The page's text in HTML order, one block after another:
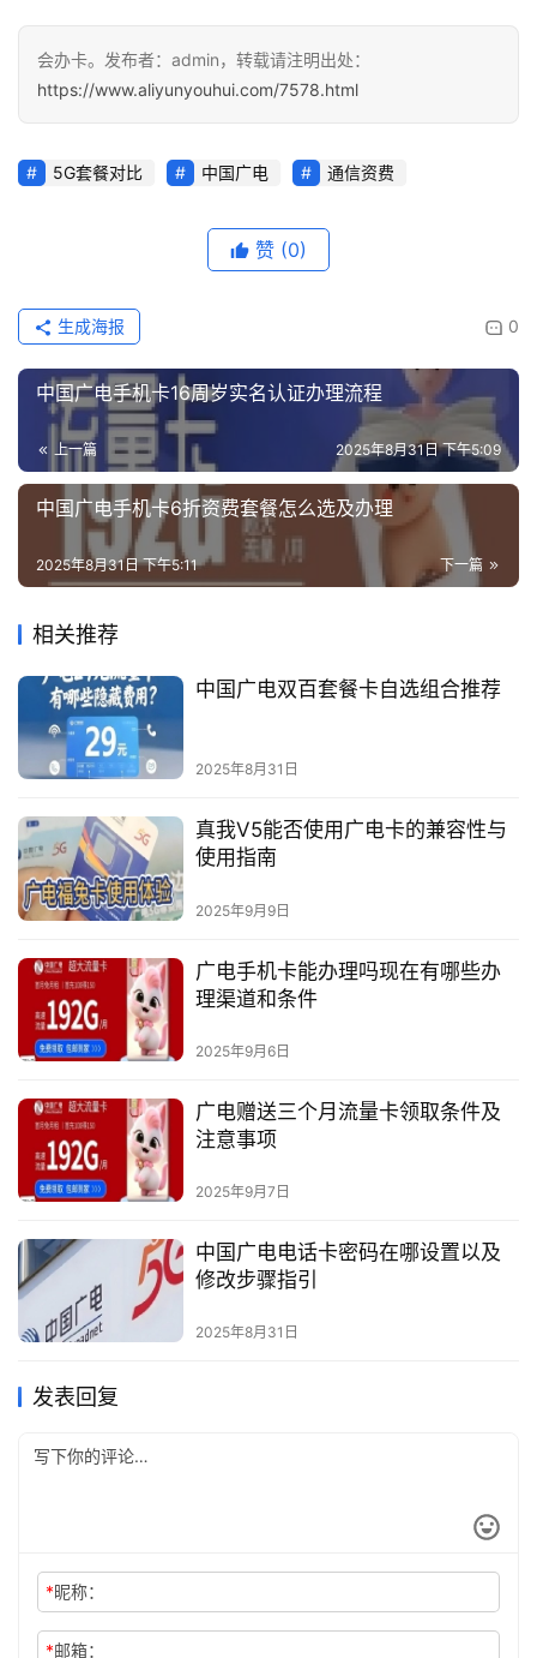
会办卡。发布者：admin，转载请注明出处：
https://www.aliyunyouhui.com/7578.html
5G套餐对比 中国广电 通信资费
赞 (0)
0
生成海报
中国广电手机卡16周岁实名认证办理流程
上一篇 2025年8月31日 下午5:09
中国广电手机卡6折资费套餐怎么选及办理
下一篇
2025年8月31日 下午5:11
相关推荐
中国广电双百套餐卡自选组合推荐
2025年8月31日
真我V5能否使用广电卡的兼容性与
使用指南
2025年9月9日
广电手机卡能办理吗现在有哪些办
理渠道和条件
2025年9月6日
广电赠送三个月流量卡领取条件及
注意事项
2025年9月7日
中国广电电话卡密码在哪设置以及
修改步骤指引
2025年8月31日
发表回复
*昵称：
*邮箱：